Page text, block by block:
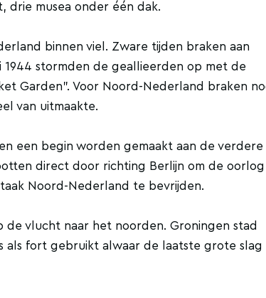
drie musea onder één dak.
binnen viel. Zware tijden braken aan
1944 stormden de geallieerden op met de
Garden”. Voor Noord-Nederland braken
van uitmaakte.
een begin worden gemaakt aan de verdere
direct door richting Berlijn om de oorlog
Noord-Nederland te bevrijden.
vlucht naar het noorden. Groningen stad
als fort gebruikt alwaar de laatste grote slag